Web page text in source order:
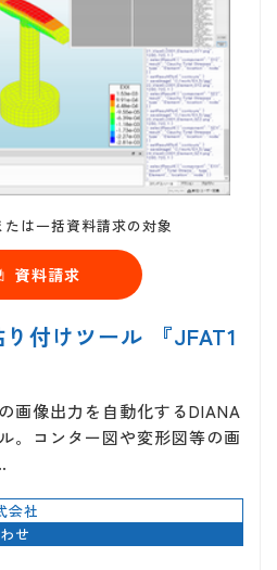
たは一括資料請求の対象
資料請求
付けツール 『JFAT1
画像出力を自動化するDIANA
。コンター図や変形図等の画
会社
せ